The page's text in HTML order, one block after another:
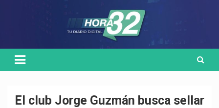
El club Jorge Guzmán busca sellar